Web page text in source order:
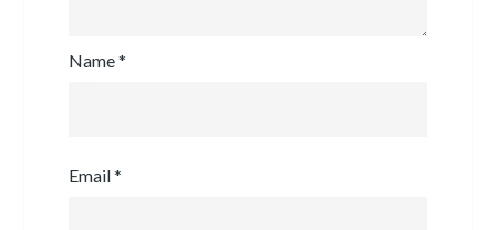
Name*
Email*